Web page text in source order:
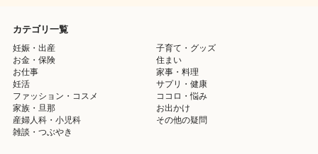
カテゴリ一覧
妊娠・出産
子育て・グッズ
お金・保険
住まい
お仕事
家事・料理
妊活
サプリ・健康
ファッション・コスメ
ココロ・悩み
家族・旦那
お出かけ
産婦人科・小児科
その他の疑問
雑談・つぶやき